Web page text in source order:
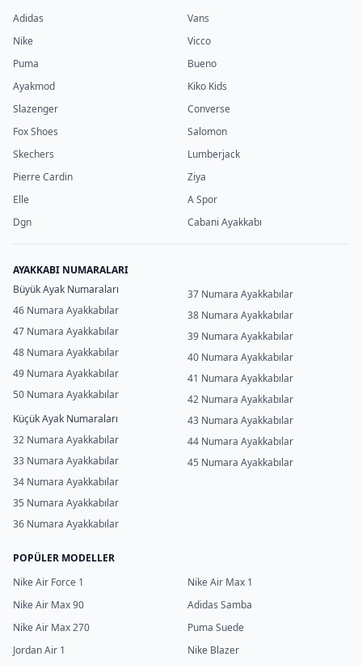
Adidas
Nike
Puma
Ayakmod
Slazenger
Fox Shoes
Skechers
Pierre Cardin
Elle
Dgn
Vans
Vicco
Bueno
Kiko Kids
Converse
Salomon
Lumberjack
Ziya
A Spor
Cabani Ayakkabı
AYAKKABI NUMARALARI
Büyük Ayak Numaraları
46 Numara Ayakkabılar
47 Numara Ayakkabılar
48 Numara Ayakkabılar
49 Numara Ayakkabılar
50 Numara Ayakkabılar
Küçük Ayak Numaraları
32 Numara Ayakkabılar
33 Numara Ayakkabılar
34 Numara Ayakkabılar
35 Numara Ayakkabılar
36 Numara Ayakkabılar
37 Numara Ayakkabılar
38 Numara Ayakkabılar
39 Numara Ayakkabılar
40 Numara Ayakkabılar
41 Numara Ayakkabılar
42 Numara Ayakkabılar
43 Numara Ayakkabılar
44 Numara Ayakkabılar
45 Numara Ayakkabılar
POPÜLER MODELLER
Nike Air Force 1
Nike Air Max 90
Nike Air Max 270
Jordan Air 1
Nike Air Max 1
Adidas Samba
Puma Suede
Nike Blazer